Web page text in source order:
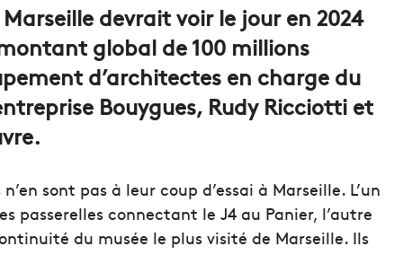
devrait voir le jour en 2024
global de 100 millions
d’architectes en charge du
Bouygues, Rudy Ricciotti et
sont pas à leur coup d’essai à Marseille. L’un
passerelles connectant le J4 au Panier, l’autre
du musée le plus visité de Marseille. Ils